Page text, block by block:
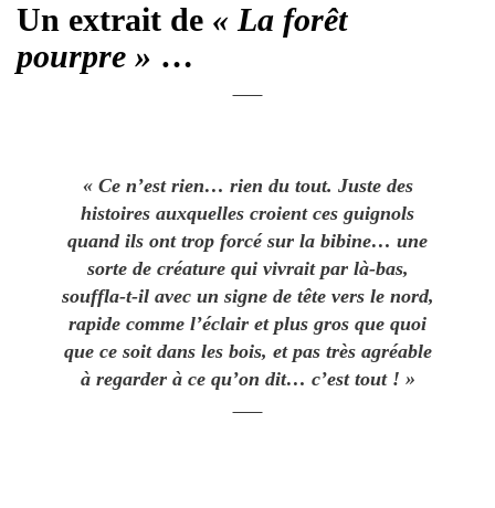
Un extrait de « La forêt
pourpre » …
« Ce n’est rien… rien du tout. Juste des
histoires auxquelles croient ces guignols
quand ils ont trop forcé sur la bibine… une
sorte de créature qui vivrait par là-bas,
souffla-t-il avec un signe de tête vers le nord,
rapide comme l’éclair et plus gros que quoi
que ce soit dans les bois, et pas très agréable
à regarder à ce qu’on dit… c’est tout ! »